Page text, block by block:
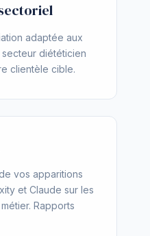
adaptée aux
diététicien
clientèle cible.
vos apparitions
et Claude sur les
Rapports